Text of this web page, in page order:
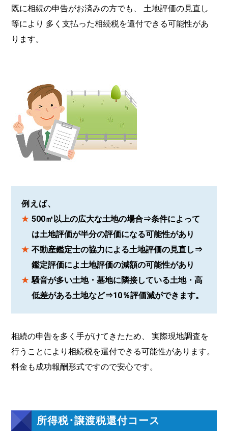
既に相続の申告がお済みの方でも、 土地評価の見直し
等により 多く支払った相続税を還付できる可能性があ
ります。
例えば、
500㎡以上の広大な土地の場合⇒条件によって
は土地評価が半分の評価になる可能性があり
不動産鑑定士の協力による土地評価の見直し⇒
鑑定評価によ土地評価の減額の可能性があり
騒音が多い土地・墓地に隣接している土地・高
低差がある土地など⇒10％評価減ができます。
相続の申告を多く手がけてきたため、 実際現地調査を
行うことにより相続税を還付できる可能性があります。
料金も成功報酬形式ですので安心です。
所得税･譲渡税還付コース